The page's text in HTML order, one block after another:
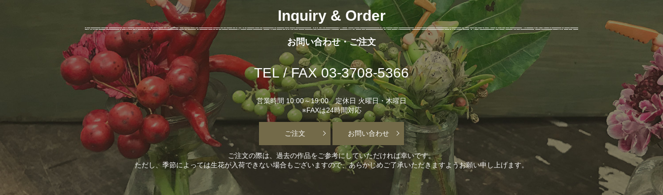
Inquiry & Order
お問い合わせ・ご注文
TEL / FAX 03-3708-5366
営業時間 10:00～19:00 定休日 火曜日・木曜日
※FAXは24時間対応
ご注文 お問い合わせ
ご注文の際は、過去の作品をご参考にしていただければ幸いです。
ただし、季節によっては生花が入荷できない場合もございますので、あらかじめご了承いただきますようお願い申し上げます。